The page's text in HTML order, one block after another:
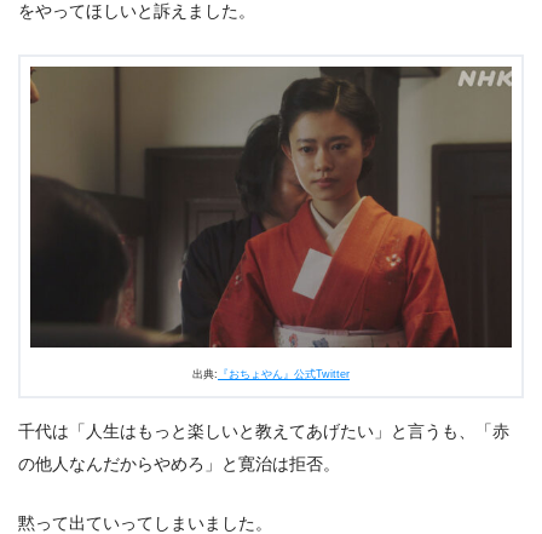
をやってほしいと訴えました。
出典: 『おちょやん』公式Twitter
千代は「人生はもっと楽しいと教えてあげたい」と言うも、「赤
の他人なんだからやめろ」と寛治は拒否。
黙って出ていってしまいました。